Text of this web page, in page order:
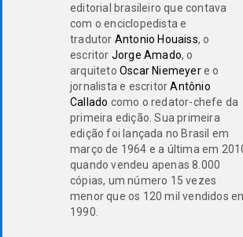
editorial brasileiro que contava
com o enciclopedista e
tradutor Antonio Houaiss, o
escritor Jorge Amado, o
arquitetoOscar Niemeyere o
jornalista e escritorAntônio
Callado como o redator-chefe da
primeira edição. Sua primeira
edição foi lançada no Brasil em
março de 1964 e a última em
quando vendeu apenas 8.000
cópias, um número 15 vezes
menor que os 120 mil vendidos
1990.